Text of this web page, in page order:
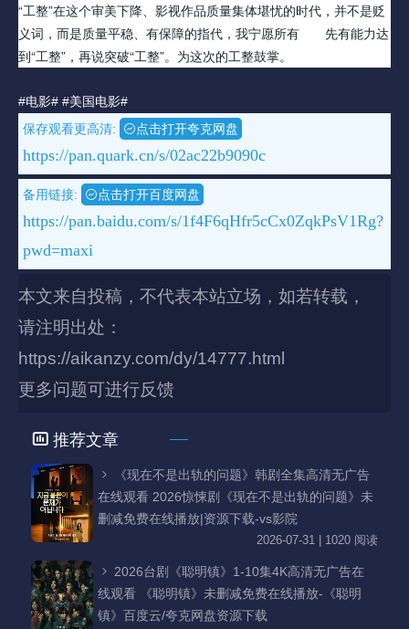
“工整”在这个审美下降、影视作品质量集体堪忧的时代，并不是贬
义词，而是质量平稳、有保障的指代，我宁愿所有
先有能力达
到“工整”，再说突破“工整”。为这次的工整鼓掌。
#电影# #美国电影#
保存观看更高清:
点击打开夸克网盘
https://pan.quark.cn/s/02ac22b9090c
备用链接: 点击打开百度网盘
https://pan.baidu.com/s/1f4F6qHfr5cCx0ZqkPsV1Rg?
pwd=maxi
本文来自投稿，不代表本站立场，如若转载，
请注明出处：
https://aikanzy.com/dy/14777.html
更多问题可进行反馈
推荐文章
《现在不是出轨的问题》韩剧全集高清无广告
在线观看 2026惊悚剧《现在不是出轨的问题》未
删减免费在线播放|资源下载-vs影院
2026-07-31 | 1020 阅读
2026台剧《聪明镇》1-10集4K高清无广告在
线观看 《聪明镇》未删减免费在线播放-《聪明
镇》百度云/夸克网盘资源下载